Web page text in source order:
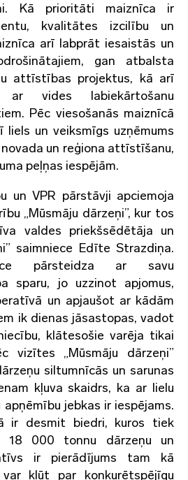
Kā prioritāti maiznīca ir
kvalitātes izcilību un
arī labprāt iesaistās un
gan atbalsta
attīstības projektus, kā arī
vides labiekārtošanu
Pēc viesošanās maiznīcā
liels un veiksmīgs uzņēmums
un reģiona attīstīšanu,
peļņas iespējām.
un VPR pārstāvji apciemoja
„Mūsmāju dārzeņi”, kur tos
valdes priekšsēdētāja un
saimniece Edīte Strazdiņa.
pārsteidza ar savu
sparu, jo uzzinot apjomus,
un apjaušot ar kādām
ik dienas jāsastopas, vadot
klātesošie varēja tikai
vizītes „Mūsmāju dārzeņi”
siltumnīcās un sarunas
kļuva skaidrs, ka ar lielu
jebkas ir iespējams.
ir desmit biedri, kuros tiek
18 000 tonnu dārzeņu un
ir pierādījums tam kā
kļūt par konkurētspējīgu